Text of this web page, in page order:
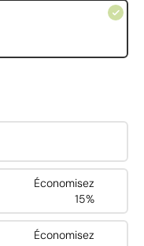
Économisez
15%
Économisez